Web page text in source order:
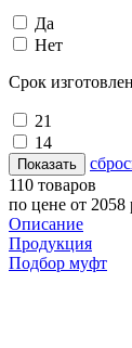
Да
Нет
Срок
21
14
110 товаров
по цене от 2058
Описание
Продукция
Подбор муфт